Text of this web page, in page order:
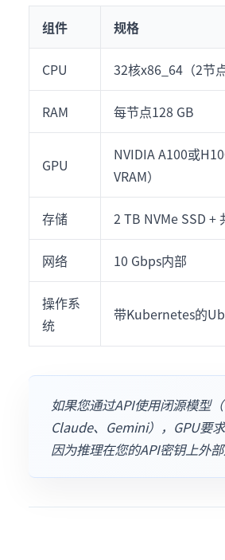
组件 规格
CPU 32核x86_64（2节点
RAM 每节点128 GB
GPU
NVIDIA A100或
VRAM）
存储 2 TB NVMe SSD +
网络 10 Gbps内部
操作系
统
带Kubernetes的
如果您通过API使用闭源模型（
Claude、Gemini），GPU要求
因为推理在您的API密钥上外部